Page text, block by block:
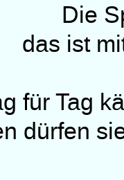
Die
das ist
für Tag
dürfen